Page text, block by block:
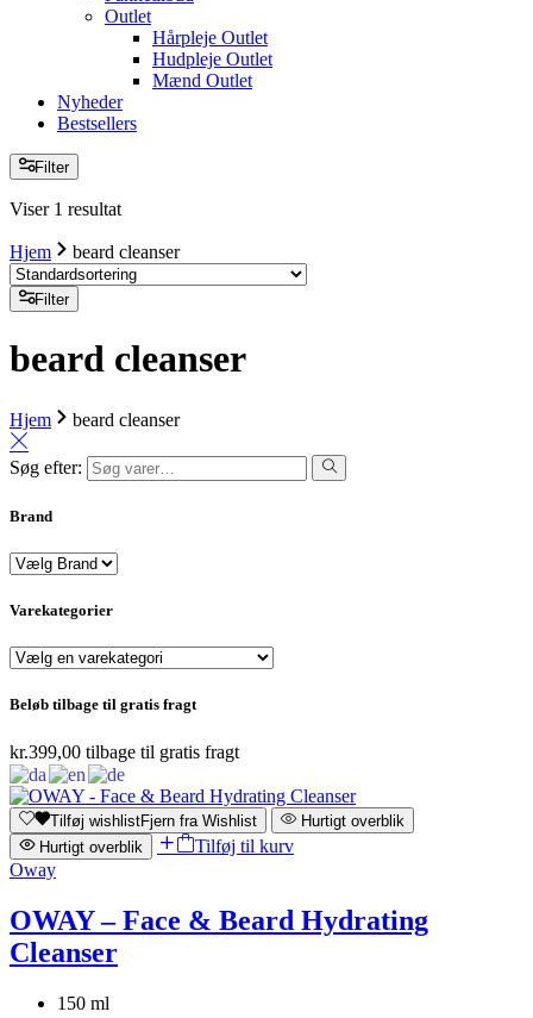
Outlet
Hårpleje Outlet
Hudpleje Outlet
Mænd Outlet
Nyheder
Bestsellers
Filter
Viser 1 resultat
Hjem beard cleanser
Filter
beard cleanser
Hjem beard cleanser
Søg efter:
Brand
Varekategorier
Beløb tilbage til gratis fragt
kr.399,00 tilbage til gratis fragt
Tilføj wishlistFjern fra Wishlist
Hurtigt overblik
Hurtigt overblik
Tilføj til kurv
Oway
OWAY – Face & Beard Hydrating
Cleanser
150 ml